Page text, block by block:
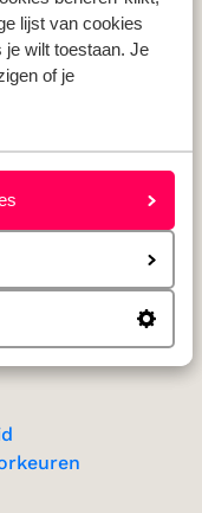
lijst van cookies
wilt toestaan. Je
of je